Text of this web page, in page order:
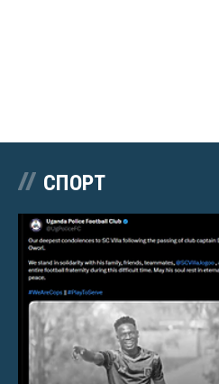
СПОРТ